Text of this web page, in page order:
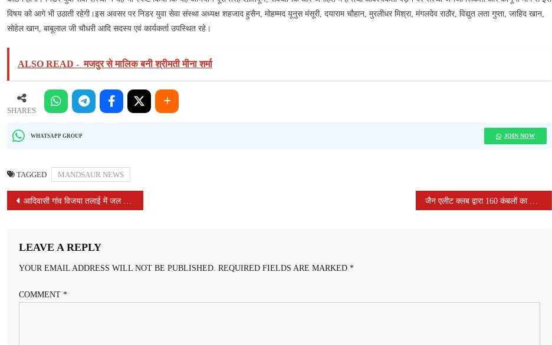
विषय को आगे भी उठाती रहेगी।इस अवसर पर निडर युवा सेवा संस्था अध्यक्ष शहजाद हुसैन, मोहम्मद यूनुस मंसूरी, दयाराम चौहान, मुरलीधर मिश्रा, मंगलदेव राठौर, विद्युत लता गुप्ता, जाहिद खान,
सोहेल खान, बाबूलाल जी चौधरी आदि सदस्य एवं कार्यकर्ता उपस्थित रहे।
ALSO READ - मजदुर से मालिक बनी श्रीमती मीना शर्मा
SHARES
WHATSAPP GROUP JOIN NOW
TAGGED MANDSAUR NEWS
POST
आदिवासी गांव विजया तलाई में जल जीवन मिशन योजना के तहत पानी के प्रेशर का परीक्षण किया गया।
LEAVE A REPLY
YOUR EMAIL ADDRESS WILL NOT BE PUBLISHED. REQUIRED FIELDS ARE MARKED *
COMMENT *